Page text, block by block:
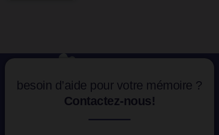
besoin d’aide pour votre mémoire ?
Contactez-nous!